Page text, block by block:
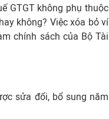
GTGT không phụ thuộc
không? Việc xóa bỏ ví
chính sách của Bộ Tài
sửa đổi, bổ sung năm